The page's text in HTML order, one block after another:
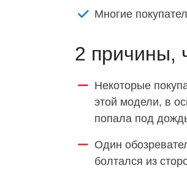
Многие
2 причины,
Некоторые
этой модели, в
попала под
Один
болтался из